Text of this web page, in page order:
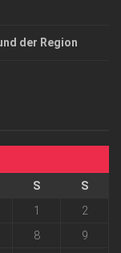
der Region
S
S
1
2
8
9